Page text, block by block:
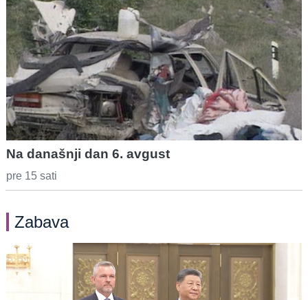
Na današnji dan 6. avgust
pre 15 sati
Zabava